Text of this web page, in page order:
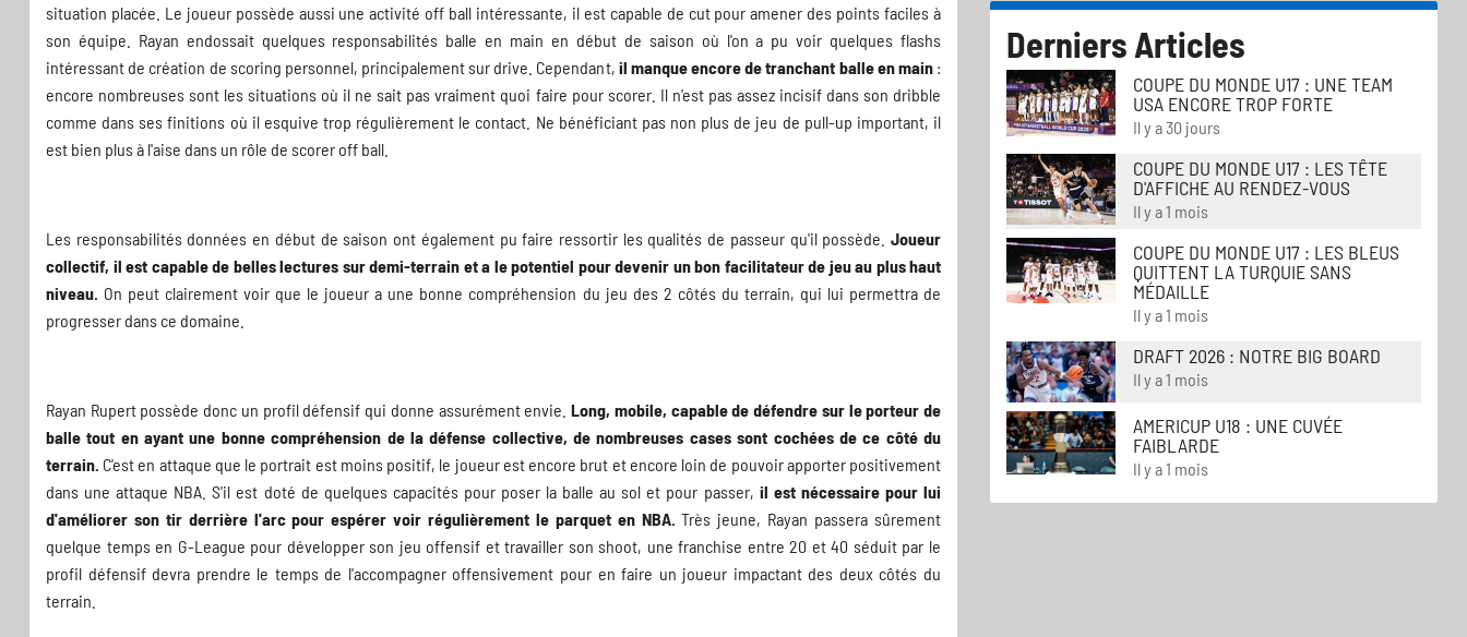
situation placée. Le joueur possède aussi une activité off ball intéressante, il est capable de cut pour amener des points faciles à
son équipe. Rayan endossait quelques responsabilités balle en main en début de saison où l'on a pu voir quelques flashs
intéressant de création de scoring personnel, principalement sur drive. Cependant, il manque encore de tranchant balle en main:
encore nombreuses sont les situations où il ne sait pas vraiment quoi faire pour scorer. Il n'est pas assez incisif dans son dribble
comme dans ses finitions où il esquive trop régulièrement le contact. Ne bénéficiant pas non plus de jeu de pull-up important, il
est bien plus à l'aise dans un rôle de scorer off ball.
Les responsabilités données en début de saison ont également pu faire ressortir les qualités de passeur qu'il possède. Joueur
collectif, il est capable de belles lectures sur demi-terrain et a le potentiel pour devenir un bon facilitateur de jeu au plus haut
niveau. On peut clairement voir que le joueur a une bonne compréhension du jeu des 2 côtés du terrain, qui lui permettra de
progresser dans ce domaine.
Rayan Rupert possède donc un profil défensif qui donne assurément envie.Long, mobile, capable de défendre sur le porteur de
balle tout en ayant une bonne compréhension de la défense collective, de nombreuses cases sont cochées de ce côté du
terrain. C'est en attaque que le portrait est moins positif, le joueur est encore brut et encore loin de pouvoir apporter positivement
dans une attaque NBA. S'il est doté de quelques capacités pour poser la balle au sol et pour passer, il est nécessaire pour lui
d'améliorer son tir derrière l'arc pour espérer voir régulièrement le parquet en NBA. Très jeune, Rayan passera sûrement
quelque temps en G-League pour développer son jeu offensif et travailler son shoot, une franchise entre 20 et 40 séduit par le
profil défensif devra prendre le temps de l'accompagner offensivement pour en faire un joueur impactant des deux côtés du
terrain.
Derniers Articles
COUPE DU MONDE U17 : UNE TEAM
USA ENCORE TROP FORTE
Il y a 30 jours
COUPE DU MONDE U17 : LES TÊTE
D'AFFICHE AU RENDEZ-VOUS
Il y a 1 mois
COUPE DU MONDE U17 : LES BLEUS
QUITTENT LA TURQUIE SANS
MÉDAILLE
Il y a 1 mois
DRAFT 2026 : NOTRE BIG BOARD
Il y a 1 mois
AMERICUP U18 : UNE CUVÉE
FAIBLARDE
Il y a 1 mois